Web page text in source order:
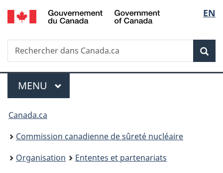
Passer
au
principal
de
la
EN
Recherche
Rechercher
dans
Menu
MENU PRINCIPAL
Vous
êtes
ici
Canada.ca
Commission canadienne de sûreté nucléaire
Organisation
Ententes et partenariats